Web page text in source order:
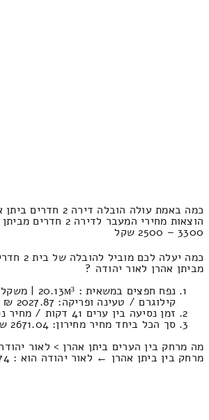
כמה באמת עולה הובלה דירה 2 חדרים ביתן אהרן – אור יהודה?
הוצאות מחירי המעבר
3300 – 2500 שקל
כמה
מביתן אהרן לאור יהודה ?
קילוגרם / טעינה ופריקה: 2027.87 ₪
זמן נסיעה בין ערים 41 דקות / מחיר נסיעה 561.92 שקל
סך הכל ביחד מחיר מחירון: 2671.04 שח
מה מרחק בין הערים ביתן אהרן > לאור
מרחק בין ביתן אהרן ← לאור יהודה הוא : 57.74 קילומטרים